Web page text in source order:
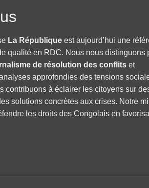
La République est aujourd’hui une
qualité en RDC. Nous nous distinguons
de résolution des conflits et
approfondies des tensions
contribuons à éclairer les citoyens sur
solutions concrètes aux crises. Notre
les droits des Congolais en